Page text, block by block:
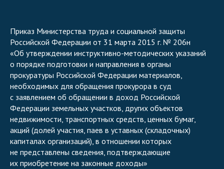
Приказ Министерства труда и социальной защиты
Российской Федерации от 31 марта 2015 г. № 206н
«Об утверждении инструктивно-методических указаний
о порядке подготовки и направления в органы
прокуратуры Российской Федерации материалов,
необходимых для обращения прокурора в суд
с заявлением об обращении в доход Российской
Федерации земельных участков, других объектов
недвижимости, транспортных средств, ценных бумаг,
акций (долей участия, паев в уставных (складочных)
капиталах организаций), в отношении которых
не представлены сведения, подтверждающие
их приобретение на законные доходы»